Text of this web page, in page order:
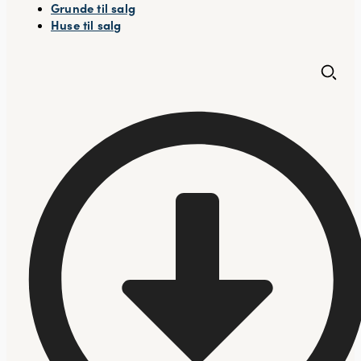
Grunde til salg
Huse til salg